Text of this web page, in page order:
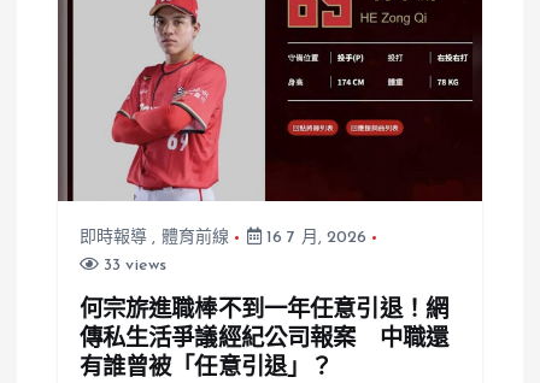
即時報導 , 體育前線
16 7 月, 2026
33 views
何宗旂進職棒不到一年任意引退！網
傳私生活爭議經紀公司報案 中職還
有誰曾被「任意引退」？